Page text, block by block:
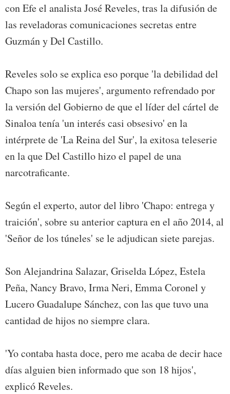
con Efe el analista José Reveles, tras la difusión de
las reveladoras comunicaciones secretas entre
Guzmán y Del Castillo.
Reveles solo se explica eso porque 'la debilidad del
Chapo son las mujeres', argumento refrendado por
la versión del Gobierno de que el líder del cártel de
Sinaloa tenía 'un interés casi obsesivo' en la
intérprete de 'La Reina del Sur', la exitosa teleserie
en la que Del Castillo hizo el papel de una
narcotraficante.
Según el experto, autor del libro 'Chapo: entrega y
traición', sobre su anterior captura en el año 2014, al
'Señor de los túneles' se le adjudican siete parejas.
Son Alejandrina Salazar, Griselda López, Estela
Peña, Nancy Bravo, Irma Neri, Emma Coronel y
Lucero Guadalupe Sánchez, con las que tuvo una
cantidad de hijos no siempre clara.
'Yo contaba hasta doce, pero me acaba de decir hace
días alguien bien informado que son 18 hijos',
explicó Reveles.